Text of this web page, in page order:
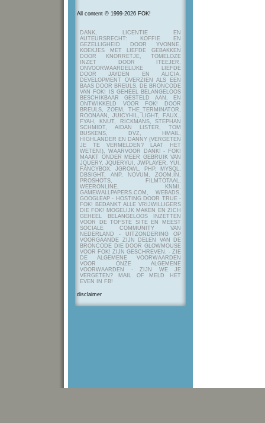
All content © 1999-2026 FOK!
DANK, LICENTIE EN
AUTEURSRECHT: KOFFIE EN
GEZELLIGHEID DOOR YVONNE,
KOEKJES MET LIEFDE GEBAKKEN
DOOR KNORRETJE, TOMELOZE
INZET DOOR ITEEJER,
ONVOORWAARDELIJKE LIEFDE
DOOR JAYDEN EN ALICIA,
DEVELOPMENT OVERZIEN ALS EEN
BAAS DOOR BREULS. DE BRONCODE
VAN FOK! IS GEHEEL BELANGELOOS
BESCHIKBAAR GESTELD AAN, EN
ONTWIKKELD VOOR FOK! DOOR
BREULS, ZOEM, THE_TERMINATOR,
ROONAAN, JUICYHIL, LIGHT, FAUX.,
FYAH, KNUT, RICKMANS, STEPHAN
SCHMIDT, AIDAN LISTER, TOM
BUSKENS, DVZ, HMAIL,
HIGHLANDER EN DANNY (VERGETEN
JE TE VERMELDEN? LAAT HET
WETEN!), WAARVOOR DANK! - FOK!
MAAKT ONDER MEER GEBRUIK VAN
JQUERY, JQUERYUI, JWPLAYER, YUI,
FANCYBOX, JGROWL, PHP, MYSQL,
DBSIGHT, ANP, NOVUM, ZOOM.IN,
PROSHOTS, FILMTOTAAL,
WEERONLINE, KNMI,
GAMEWALLPAPERS.COM, WEBADS,
GOOGLEAP - HOSTING DOOR TRUE -
FOK! BEDANKT ALLE VRIJWILLIGERS
DIE FOK! MOGELIJK MAKEN EN ZICH
GEHEEL BELANGELOOS INZETTEN
VOOR DE TOFSTE SITE EN MEEST
SOCIALE COMMUNITY VAN
NEDERLAND - UITZONDERING OP
VOORGAANDE ZIJN DELEN VAN DE
BRONCODE DIE DOOR GLOWMOUSE
VOOR FOK! ZIJN GESCHREVEN. - ZIE
DE ALGEMENE VOORWAARDEN
VOOR ONZE ALGEMENE
VOORWAARDEN - ZIJN WE JE
VERGETEN? MAIL OF MELD HET
EVEN IN FB!
disclaimer